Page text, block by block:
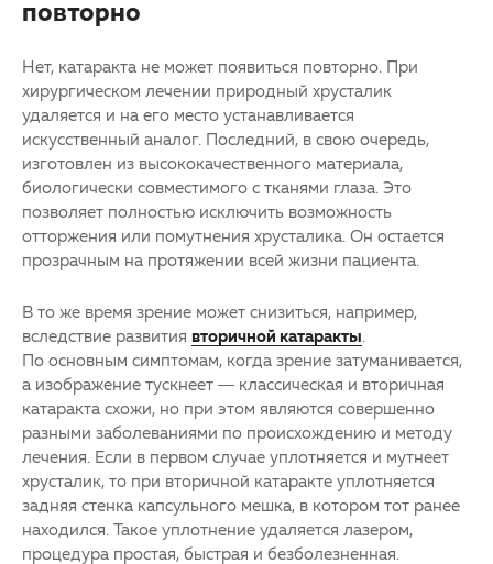
повторно
Нет, катаракта не может появиться повторно. При
хирургическом лечении природный хрусталик
удаляется и на его место устанавливается
искусственный аналог. Последний, в свою очередь,
изготовлен из высококачественного материала,
биологически совместимого с тканями глаза. Это
позволяет полностью исключить возможность
отторжения или помутнения хрусталика. Он остается
прозрачным на протяжении всей жизни пациента.
В то же время зрение может снизиться, например,
вследствие развития вторичной катаракты
По основным симптомам, когда зрение затуманивается,
а изображение тускнеет — классическая и вторичная
катаракта схожи, но при этом являются совершенно
разными заболеваниями по происхождению и методу
лечения. Если в первом случае уплотняется и мутнеет
хрусталик, то при вторичной катаракте уплотняется
задняя стенка капсульного мешка, в котором тот ранее
находился. Такое уплотнение удаляется лазером,
процедура простая, быстрая и безболезненная.